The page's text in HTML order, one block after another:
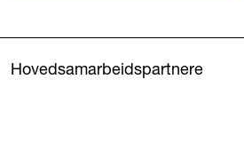
Hovedsamarbeidspartnere